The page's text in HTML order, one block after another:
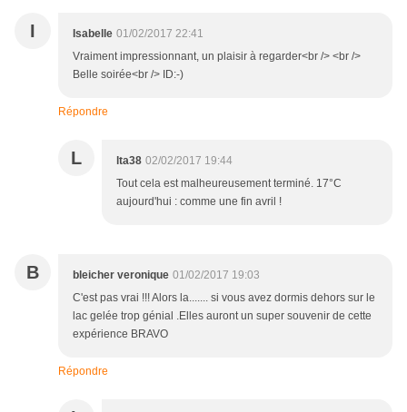
I Isabelle 01/02/2017 22:41
Vraiment impressionnant, un plaisir à regarder<br /> <br />
Belle soirée<br /> ID:-)
Répondre
L lta38 02/02/2017 19:44
Tout cela est malheureusement terminé. 17°C
aujourd'hui : comme une fin avril !
B bleicher veronique 01/02/2017 19:03
C'est pas vrai !!! Alors la....... si vous avez dormis dehors sur le
lac gelée trop génial .Elles auront un super souvenir de cette
expérience BRAVO
Répondre